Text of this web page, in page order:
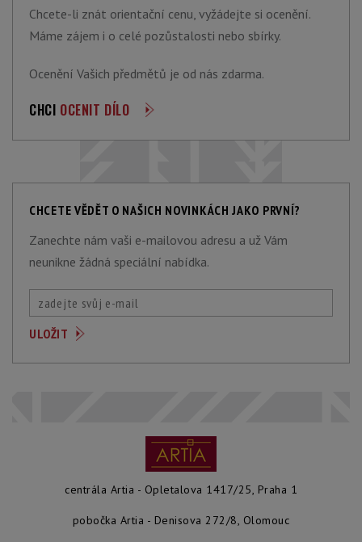
Chcete-li znát orientační cenu, vyžádejte si ocenění.
Máme zájem i o celé pozůstalosti nebo sbírky.
Ocenění Vašich předmětů je od nás zdarma.
CHCI OCENIT DÍLO
CHCETE VĚDĚT O NAŠICH NOVINKÁCH JAKO PRVNÍ?
Zanechte nám vaši e-mailovou adresu a už Vám
neunikne žádná speciální nabídka.
centrála Artia - Opletalova 1417/25, Praha 1
pobočka Artia - Denisova 272/8, Olomouc